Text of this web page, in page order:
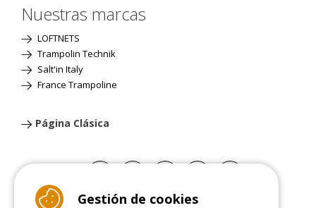
Nuestras marcas
LOFTNETS
Trampolin Technik
Salt'in Italy
France Trampoline
Página Clásica
Gestión de cookies